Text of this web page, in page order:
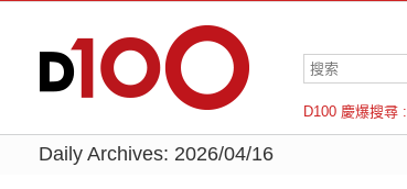
D100 慶爆搜尋 :
羅倫斯
Daily Archives: 2026/04/16